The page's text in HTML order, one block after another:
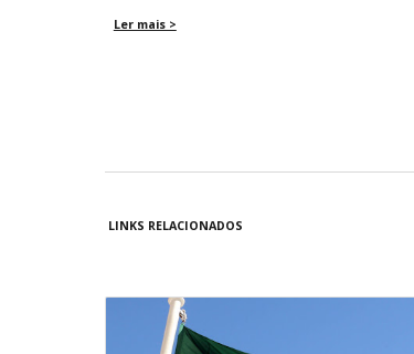
Ler mais >
LINKS RELACIONADOS